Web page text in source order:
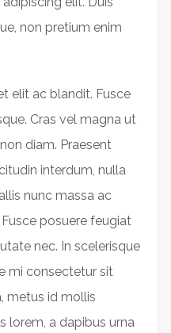
non pretium enim
elit ac blandit. Fusce
Cras vel magna ut
diam. Praesent
interdum, nulla
nunc massa ac
posuere feugiat
nec. In scelerisque
mi consectetur sit
metus id mollis
lorem, a dapibus urna